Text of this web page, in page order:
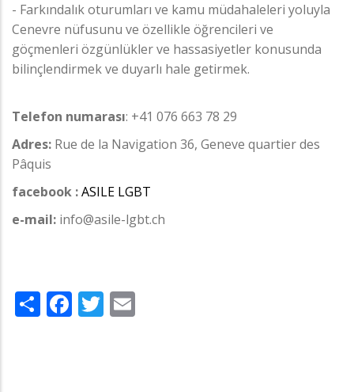
- Farkındalık oturumları ve kamu müdahaleleri yoluyla
Cenevre nüfusunu ve özellikle öğrencileri ve
göçmenleri özgünlükler ve hassasiyetler konusunda
bilinçlendirmek ve duyarlı hale getirmek.
Telefon numarası: +41 076 663 78 29
Adres: Rue de la Navigation 36, Geneve quartier des
Pâquis
facebook :ASILE LGBT
e-mail: info@asile-lgbt.ch
ShareFacebook
Twitter